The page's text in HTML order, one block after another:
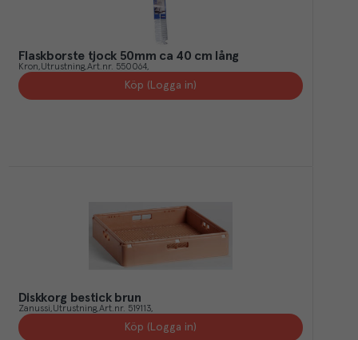
Flaskborste tjock 50mm ca 40 cm lång
Kron Utrustning Art.nr. 550064
Köp (Logga in)
Diskkorg bestick brun
Zanussi Utrustning Art.nr. 519113
Köp (Logga in)